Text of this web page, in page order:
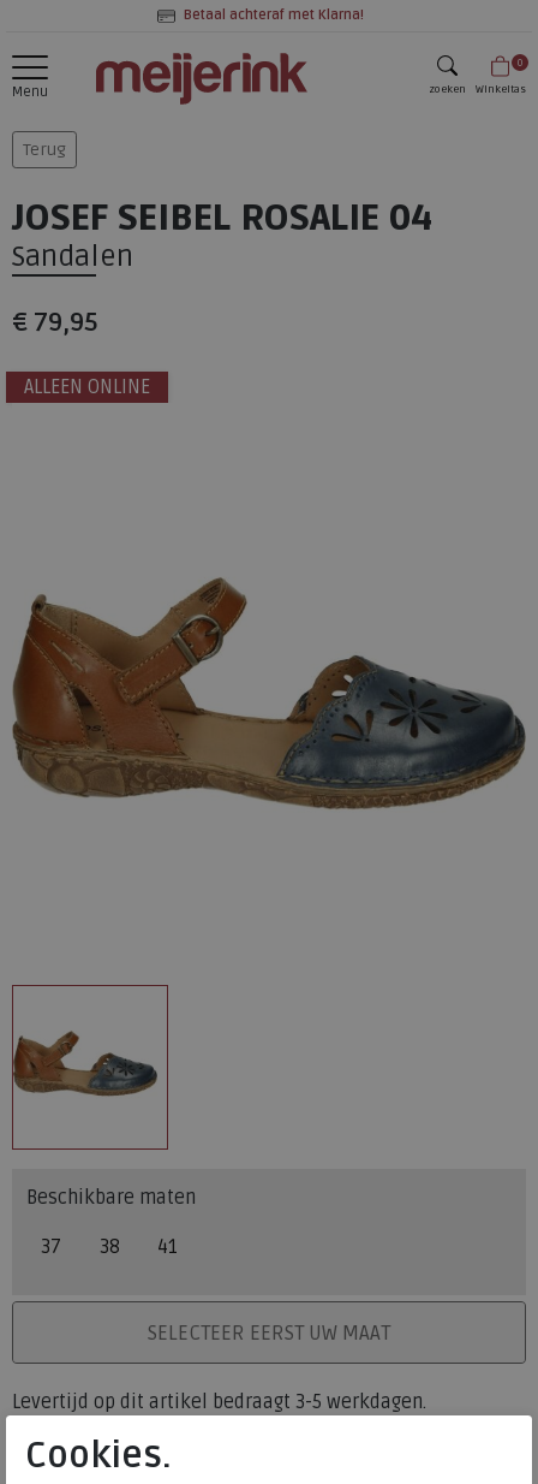
Betaal achteraf met Klarna!
Menu zoeken
0
Winkeltas
Terug
JOSEF SEIBEL ROSALIE 04
Sandalen
€ 79,95
ALLEEN ONLINE
Beschikbare maten
37 38 41
PLAATS IN WINKELMANDSELECTEER EERST UW MAAT
Levertijd op dit artikel bedraagt 3-5 werkdagen.
Onze winkelvoorraad
Cookies.